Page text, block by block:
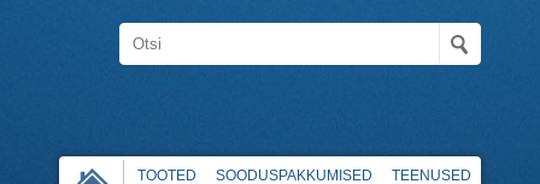
TOOTED SOODUSPAKKUMISED
TEENUSED